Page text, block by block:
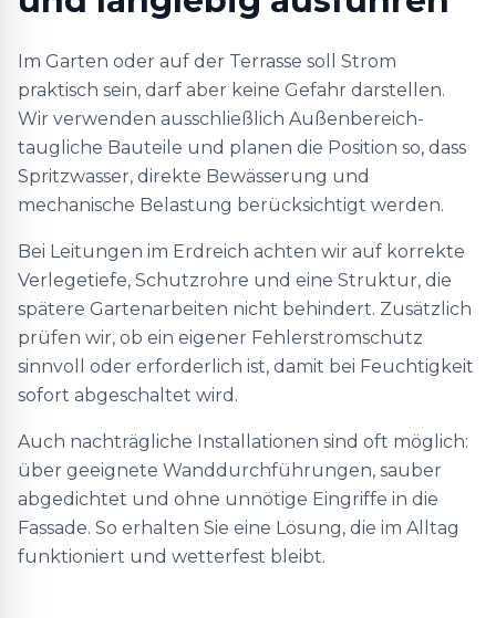
Im Garten oder auf der Terrasse soll Strom
praktisch sein, darf aber keine Gefahr darstellen.
Wir verwenden ausschließlich Außenbereich-
taugliche Bauteile und planen die Position so, dass
Spritzwasser, direkte Bewässerung und
mechanische Belastung berücksichtigt werden.
Bei Leitungen im Erdreich achten wir auf korrekte
Verlegetiefe, Schutzrohre und eine Struktur, die
spätere Gartenarbeiten nicht behindert. Zusätzlich
prüfen wir, ob ein eigener Fehlerstromschutz
sinnvoll oder erforderlich ist, damit bei Feuchtigkeit
sofort abgeschaltet wird.
Auch nachträgliche Installationen sind oft möglich:
über geeignete Wanddurchführungen, sauber
abgedichtet und ohne unnötige Eingriffe in die
Fassade. So erhalten Sie eine Lösung, die im Alltag
funktioniert und wetterfest bleibt.